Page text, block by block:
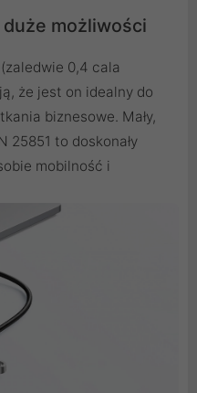
możliwości
0,4 cala
że jest on idealny do
biznesowe. Mały,
25851 to doskonały
mobilność i